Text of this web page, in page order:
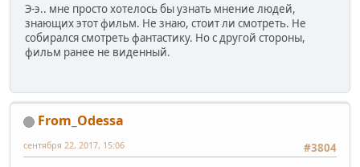
Э-э.. мне просто хотелось бы узнать мнение людей,
знающих этот фильм. Не знаю, стоит ли смотреть. Не
собирался смотреть фантастику. Но с другой стороны,
фильм ранее не виденный.
From_Odessa
#3804
сентября 22, 2017, 15:06